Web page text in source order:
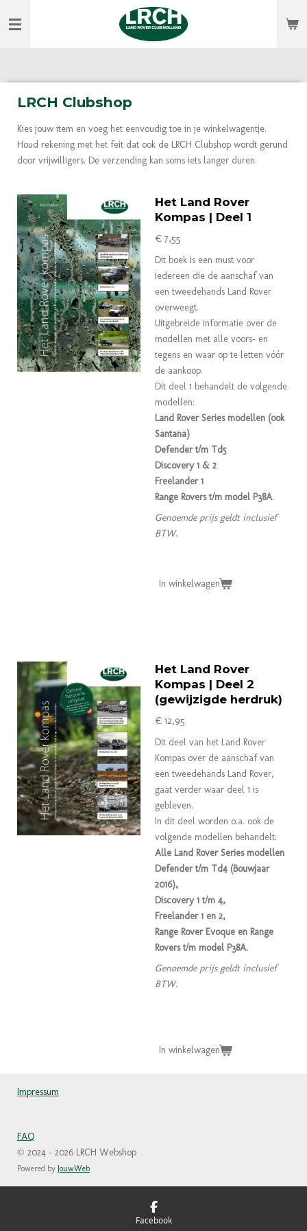
direct
LRCH Clubshop
Kies jouw item en voeg het eenvoudig toe in je winkelwagentje.
Houd rekening met het feit dat ook de LRCH Clubshop wordt gerund
door vrijwilligers. De verzending kan soms iets langer duren.
Het Land Rover
Kompas | Deel 1
€ 7,55
Dit boek is een must voor
iedereen die de aanschaf van
een tweedehands Land Rover
overweegt.
Uitgebreide informatie over de
modellen met alle voors- en
tegens en waar op te letten vóór
de aankoop.
Dit deel 1 behandelt de volgende
modellen:
Land Rover Series modellen (ook
Santana)
Defender t/m Td5
Discovery 1 & 2
Freelander 1
Range Rovers t/m model P38A.
Genoemde prijs geldt inclusief
BTW.
In winkelwagen
Het Land Rover
Kompas | Deel 2
(gewijzigde herdruk)
€ 12,95
Dit deel van het Land Rover
Kompas over de aanschaf van
een tweedehands Land Rover,
gaat verder waar deel 1 is
gebleven.
In dit deel worden o.a. ook de
volgende modellen behandelt:
Alle Land Rover Series modellen
Defender t/m Td4 (Bouwjaar
2016),
Discovery 1 t/m 4,
Freelander 1 en 2,
Range Rover Evoque en Range
Rovers t/m model P38A.
Genoemde prijs geldt inclusief
BTW.
In winkelwagen
Impressum
FAQ
© 2024 - 2026 LRCH Webshop
Powered by JouwWeb
Facebook